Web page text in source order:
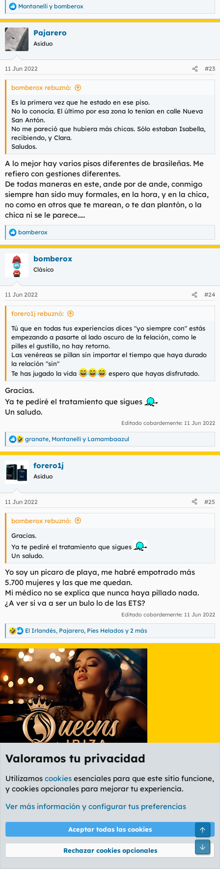
agradar.
Fumadora: no sé.
CONTACTO
Teléfono
: 672525030.
Web/Anuncio
mujeres/brasilena-de-lujo-clara-554488657.htm
Dirección
LUGAR DE ENCUENTRO
Aire Acondicionado/Calefacción
Discreción del lugar: sí. No hay portero, ni cámaras. Calle
transitada pero por eso mismo, discreta.
Valoración de las instalaciones
reformado. Todo bien.
SERVICIO
Fecha aproximada de la experiencia: 10 de junio.
Tarifa contratada: 30 minutos / 60 euros.
Duración real del servicio: 30 minutos.
Besos: no doy.
Mamada (con/sin protección) : empezó sin y le pedí “con”.
Cunnilingus : no.
Griego: no.
Valoración de la experiencia(0 a 10)
¿Repetirías?: no.
Relato del encuentro
llamo y a los 15 minutos estoy allí y me abren inmediatamente.
pero parece que ahora no se ofrece. La tengo en mi lista de
pendientes, una pena. A los 5 minutos, después de un paseíllo
de gatos varios, aparece Clara: jaquetona, en su punto.
Contrato media hora. Me ducho y al lío. Empieza un francés sin
bastante bueno. Luego sigue un rato “con”. Misionero, coño
hermoso, le entran dos o tres pollas fácilmente. Un rato a
cuatro y termino dándole la leche en la boca mientras me besa
Saludos.
Ver el archivos adjunto 113503
R
e
a
c
c
i
e
s
Montanelli y bomberox
Pajarero
Asiduo
11 Jun 2022 #23
bomberox rebuznó:
Es la primera vez que he estado en ese piso.
No lo conocía. El último por esa zona lo tenían en calle Nueva
San Antón.
No me pareció que hubiera más chicas. Sólo estaban Isabella,
recibiendo, y Clara.
Saludos.
A lo mejor hay varios pisos diferentes de brasileñas. Me
refiero con gestiones diferentes.
De todas maneras en este, ande por de ande, conmigo
siempre han sido muy formales, en la hora, y en la chica,
no como en otros que te marean, o te dan plantón, o la
chica ni se le parece.....
R
e
a
e
s
bomberox
bomberox
Clásico
11 Jun 2022 #24
forero1j rebuznó:
Tú que en todas tus experiencias dices "yo siempre con" estás
empezando a pasarte al lado oscuro de la felación, como le
pilles el gustillo, no hay retorno.
Las venéreas se pillan sin importar el tiempo que haya durado
la relación "sin"
Te has jugado la vida
espero que hayas disfrutado.
Gracias.
Ya te pediré el tratamiento que sigues
Un saludo.
Editado cobardemente: 11 Jun 2022
R
e
a
c
c
i
e
s
granate, Montanelli y Lamambaazul
forero1j
Asiduo
11 Jun 2022 #25
bomberox rebuznó:
Gracias.
Ya te pediré el tratamiento que sigues
Un saludo.
Yo soy un pícaro de playa, me habré empotrado más
5.700 mujeres y las que me quedan.
Mi médico no se explica que nunca haya pillado nada.
¿A ver si va a ser un bulo lo de las ETS?
Editado cobardemente: 11 Jun 2022
R
e
a
c
o
n
s
El Irlandés, Pajarero, Pies Helados y 2 más
1 de 11 Sig. Último
Debes iniciar sesión o registrarte para responder aquí.
i
u
el irlandés el tonto de las lumis
este huevo kinder tiene chorprecha
follamaromos orgullosos de serlo
mamba busca la chorprechita
Valoramos tu privacidad
Utilizamos cookies esenciales para que este sitio funcione,
y cookies opcionales para mejorar tu experiencia.
Ver más información y configurar tus preferencias
Aceptar todas las cookies
Rechazar cookies opcionales